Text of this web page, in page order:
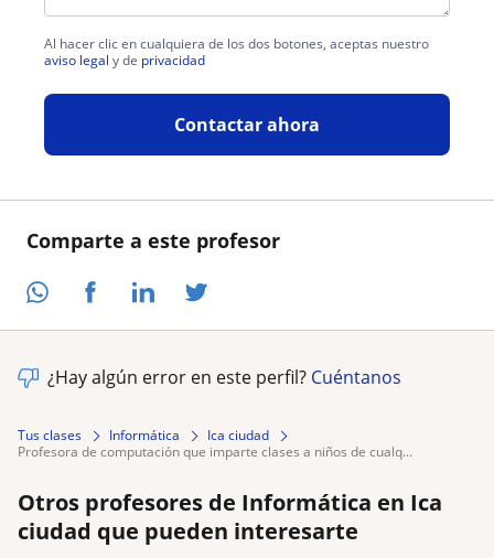
Comparte a este profesor
Al hacer clic en cualquiera de los dos botones, aceptas nuestro
aviso legal y de privacidad
Contactar ahora
¿Hay algún error en este perfil? Cuéntanos
Tus clases Informática
Ica ciudad
profesora de computación que imparte clases a niños de cualq...
Otros profesores de Informática en Ica
ciudad que pueden interesarte